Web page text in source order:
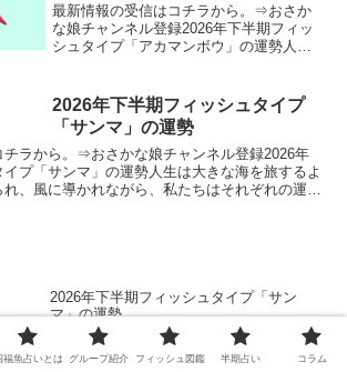
最新情報の受信はコチラから。⇒おさか
な娘チャンネル登録2026年下半期フィッ
シュタイプ「アカマンボウ」の運勢人生
ぞれの運命の航路を進んでいます。この
ページでは、あなたの...
2026年下半期フィッシュタイプ
「サンマ」の運勢
チラから。⇒おさかな娘チャンネル登録2026年
プ「サンマ」の運勢人生は大きな海を旅するよ
れ、風に導かれながら、私たちはそれぞれの運命
2026年下半期フィッシュタイプ「サン
マ」の運勢
シュタイプ「ギザミ
福魚占いとは グループ紹介 フィッシュ図鑑 半期占い コラム